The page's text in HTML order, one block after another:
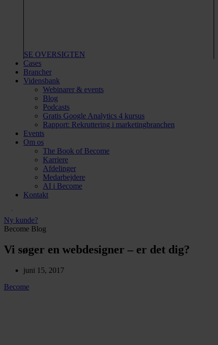
SE OVERSIGTEN
Cases
Brancher
Vidensbank
Webinarer & events
Blog
Podcasts
Gratis Google Analytics 4 kursus
Rapport: Rekruttering i marketingbranchen
Events
Om os
The Book of Become
Karriere
Afdelinger
Medarbejdere
AI i Become
Kontakt
Ny kunde?
Become Blog
Vi søger en webdesigner – er det dig?
juni 15, 2017
Become